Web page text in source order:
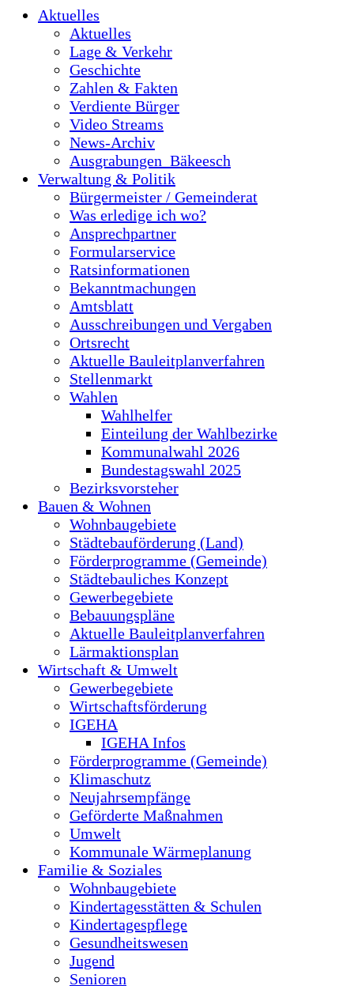
Aktuelles
Aktuelles
Lage & Verkehr
Geschichte
Zahlen & Fakten
Verdiente Bürger
Video Streams
News-Archiv
Ausgrabungen_Bäkeesch
Verwaltung & Politik
Bürgermeister / Gemeinderat
Was erledige ich wo?
Ansprechpartner
Formularservice
Ratsinformationen
Bekanntmachungen
Amtsblatt
Ausschreibungen und Vergaben
Ortsrecht
Aktuelle Bauleitplanverfahren
Stellenmarkt
Wahlen
Wahlhelfer
Einteilung der Wahlbezirke
Kommunalwahl 2026
Bundestagswahl 2025
Bezirksvorsteher
Bauen & Wohnen
Wohnbaugebiete
Städtebauförderung (Land)
Förderprogramme (Gemeinde)
Städtebauliches Konzept
Gewerbegebiete
Bebauungspläne
Aktuelle Bauleitplanverfahren
Lärmaktionsplan
Wirtschaft & Umwelt
Gewerbegebiete
Wirtschaftsförderung
IGEHA
IGEHA Infos
Förderprogramme (Gemeinde)
Klimaschutz
Neujahrsempfänge
Geförderte Maßnahmen
Umwelt
Kommunale Wärmeplanung
Familie & Soziales
Wohnbaugebiete
Kindertagesstätten & Schulen
Kindertagespflege
Gesundheitswesen
Jugend
Senioren